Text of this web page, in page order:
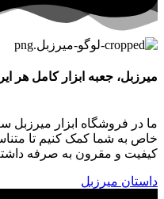
میرزبل، جعبه ابزار کامل هر
ما در فروشگاه ابزار
خاص به شما کمک کنیم تا
کیفیت و مقرون به صرفه داشته
داستان میرزبل